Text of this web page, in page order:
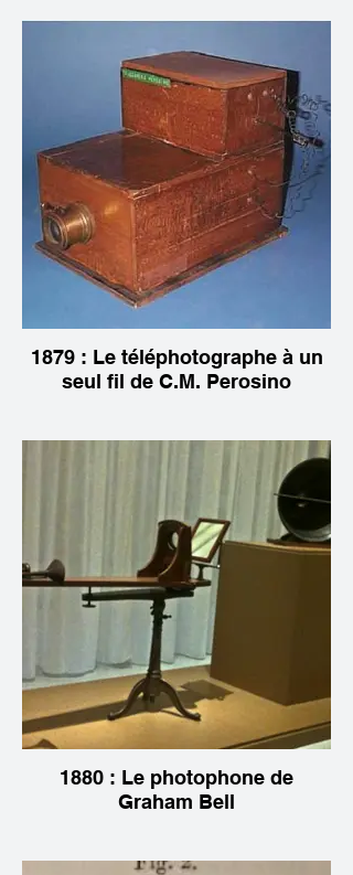
1879 : Le téléphotographe à un
seul fil de C.M. Perosino
1880 : Le photophone de
Graham Bell